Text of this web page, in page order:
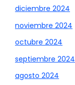
diciembre 2024
noviembre 2024
octubre 2024
septiembre 2024
agosto 2024